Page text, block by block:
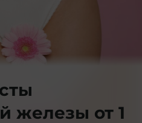
железы от 1